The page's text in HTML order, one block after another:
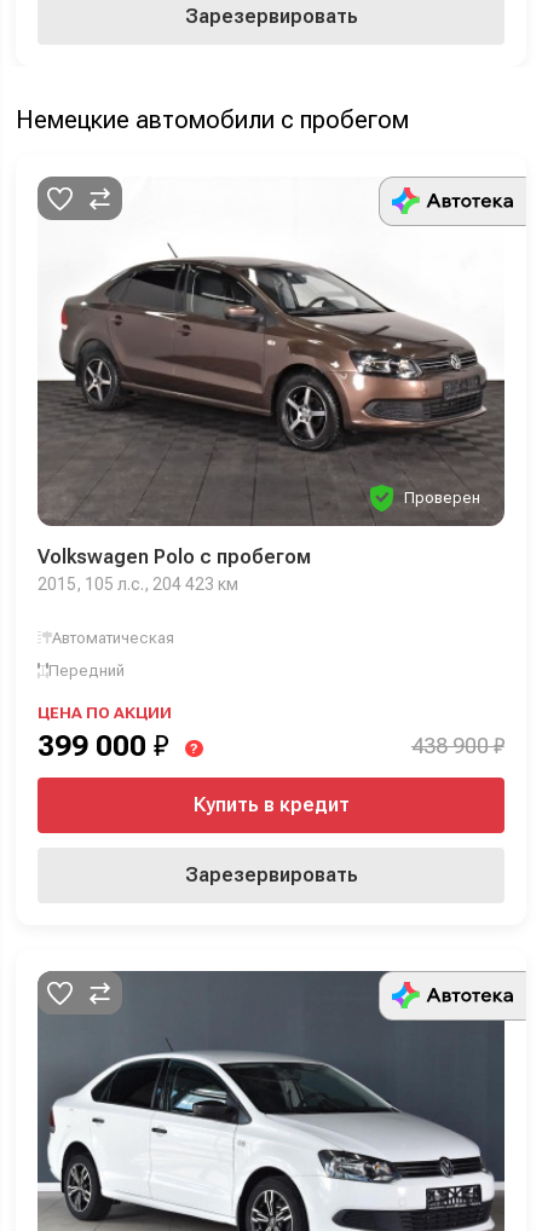
Зарезервировать
Немецкие автомобили с пробегом
Проверен
Volkswagen Polo с пробегом
2015, 105 л.с., 204 423 км
Автоматическая
Передний
ЦЕНА ПО АКЦИИ
399 000 ₽ ? 438 900 ₽
Купить в кредит
Зарезервировать